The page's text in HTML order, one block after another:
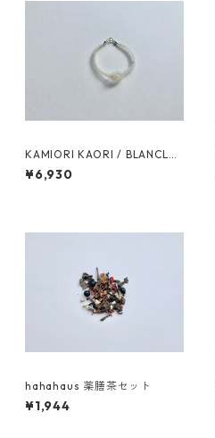
KAMIORI KAORI / BLANCLAI
TEUX REF13 BRACELET / col.
white
¥6,930
hahahaus 薬膳茶セット
¥1,944